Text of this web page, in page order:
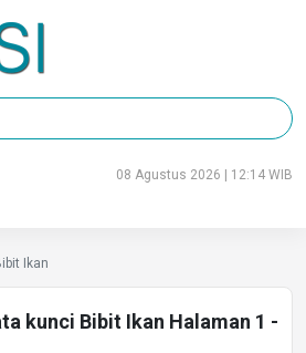
08 Agustus 2026 | 12:14 WIB
Ikan
kunci Bibit Ikan Halaman 1 -